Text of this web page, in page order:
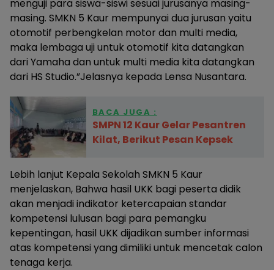
menguji para siswa-siswi sesuai jurusanya masing-
masing. SMKN 5 Kaur mempunyai dua jurusan yaitu
otomotif perbengkelan motor dan multi media,
maka lembaga uji untuk otomotif kita datangkan
dari Yamaha dan untuk multi media kita datangkan
dari HS Studio.”Jelasnya kepada Lensa Nusantara.
BACA JUGA :
SMPN 12 Kaur Gelar Pesantren
Kilat, Berikut Pesan Kepsek
Lebih lanjut Kepala Sekolah SMKN 5 Kaur
menjelaskan, Bahwa hasil UKK bagi peserta didik
akan menjadi indikator ketercapaian standar
kompetensi lulusan bagi para pemangku
kepentingan, hasil UKK dijadikan sumber informasi
atas kompetensi yang dimiliki untuk mencetak calon
tenaga kerja.